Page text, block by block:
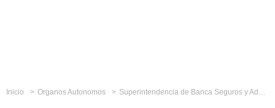
Inicio Organos Autonomos Superintendencia de Banca Seguros y Administradoras Privadas de Fondos de Pensiones